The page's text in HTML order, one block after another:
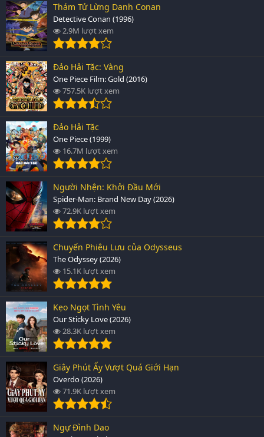
Thám Tử Lừng Danh Conan
Detective Conan (1996)
2.9M lượt xem
Đảo Hải Tặc: Vàng
One Piece Film: Gold (2016)
757.5K lượt xem
Đảo Hải Tặc
One Piece (1999)
16.7M lượt xem
Người Nhện: Khởi Đầu Mới
Spider-Man: Brand New Day (2026)
72.9K lượt xem
Chuyến Phiêu Lưu của Odysseus
The Odyssey (2026)
15.1K lượt xem
Kẹo Ngọt Tình Yêu
Our Sticky Love (2026)
28.3K lượt xem
Giây Phút Ấy Vượt Quá Giới Hạn
Overdo (2026)
71.9K lượt xem
Ngự Đình Dao